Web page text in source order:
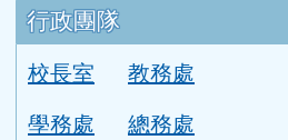
行政團隊
校長室
教務處
學務處
總務處